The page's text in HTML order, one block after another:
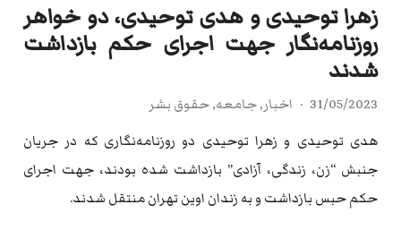
زهرا توحیدی و هدی توحیدی، دو خواهر
روزنامه‌نگار جهت اجرای حکم بازداشت
شدند
31/05/2023 اخبار,جامعه,حقوق بشر
هدی توحیدی و زهرا توحیدی دو روزنامه‌نگاری که در جریان
جنبش “زن، زندگی، آزادی” بازداشت شده بودند، جهت اجرای
حکم حبس بازداشت و به زندان اوین تهران منتقل شدند.